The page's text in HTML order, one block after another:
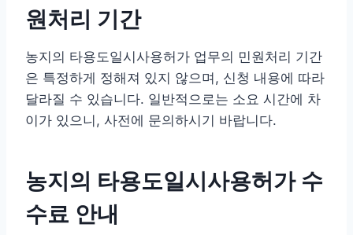
원처리 기간
농지의 타용도일시사용허가 업무의 민원처리 기간
은 특정하게 정해져 있지 않으며, 신청 내용에 따라
달라질 수 있습니다. 일반적으로는 소요 시간에 차
이가 있으니, 사전에 문의하시기 바랍니다.
농지의 타용도일시사용허가 수
수료 안내